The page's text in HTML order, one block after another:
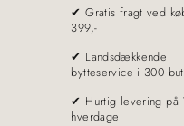
✔ Gratis fragt ved
399,-
✔ Landsdækkende
bytteservice i 300
✔ Hurtig levering på
hverdage